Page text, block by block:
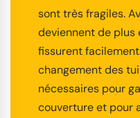
sont très fragiles.
deviennent de plus
fissurent
changement des
nécessaires pour
couverture et pour